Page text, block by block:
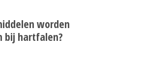
worden
bij hartfalen?